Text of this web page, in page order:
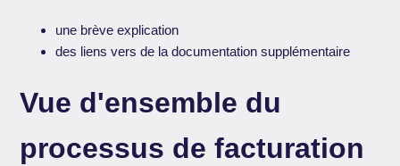
une brève explication
des liens vers de la documentation supplémentaire
Vue d'ensemble du
processus de facturation